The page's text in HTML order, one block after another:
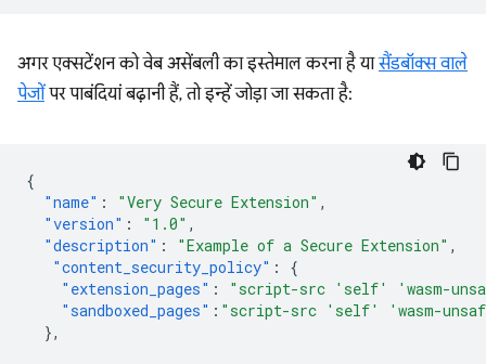
अगर एक्सटेंशन को वेब असेंबली का इस्तेमाल करना है यासैंडबॉक्स वाले
पेजोंपर पाबंदियां बढ़ानी हैं, तो इन्हें जोड़ा जा सकता है:
{
"name" : "Very Secure Extension" ,
"version" : "1.0" ,
"description" : "Example of a Secure Extension" ,
"content_security_policy" :
{
"extension_pages" :
"script-src 'self' 'wasm-
"sandboxed_pages" : "script-src 'self' 'wasm-
},